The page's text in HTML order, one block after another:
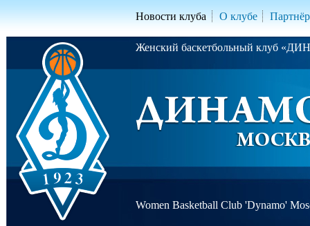
Новости клуба О клубе
Женский баскетбольный клуб
Women Basketball Club 'Dynamo'